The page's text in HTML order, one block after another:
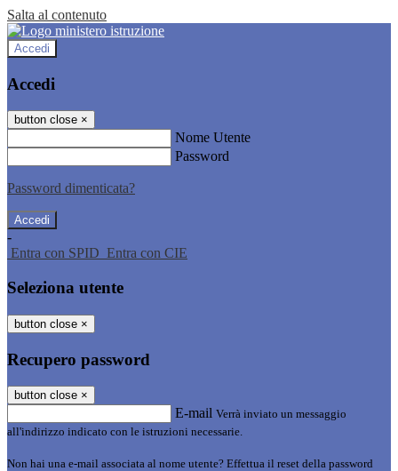
Salta al contenuto
Accedi
Accedi
button close ×
Nome Utente
Password
Password dimenticata?
-
Entra con SPID Entra con CIE
Seleziona utente
button close ×
Recupero password
button close ×
E-mail Verrà inviato un messaggio
all'indirizzo indicato con le istruzioni necessarie.
Non hai una e-mail associata al nome utente? Effettua il reset della password